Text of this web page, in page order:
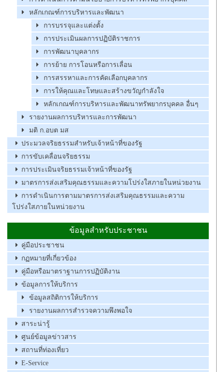
หลักเกณฑ์การบริหารและพัฒนา
การบรรจุและแต่งตั้ง
การประเมินผลการปฏิบัติราชการ
การพัฒนาบุคลากร
การย้าย การโอนหรือการเลื่อน
การสรรหาและการคัดเลือกบุคลากร
การให้คุณและโทษและสร้างขวัญกำลังใจ
หลักเกณฑ์การบริหารและพัฒนาทรัพยากรบุคคล อื่นๆ
รายงานผลการบริหารและการพัฒนา
มติ ก.อบต มส
ประมวลจริยธรรมสำหรับเจ้าหน้าที่ของรัฐ
การขับเคลื่อนจริยธรรม
การประเมินจริยธรรมเจ้าหน้าที่ของรัฐ
มาตรการส่งเสริมคุณธรรมและความโปร่งใสภายในหน่วยงาน
การดำเนินการตามมาตรการส่งเสริมคุณธรรมและความ
โปร่งใสภายในหน่วยงาน
ข้อมูลสำหรับประชาชน
คู่มือประชาชน
กฏหมายที่เกี่ยวข้อง
คู่มือหรือมาตราฐานการปฏิบัติงาน
ข้อมูลการให้บริการ
ข้อมูลสถิติการให้บริการ
รายงานผลการสำรวจความพึงพอใจ
สาระน่ารู้
ศูนย์ข้อมูลข่าวสาร
สถานที่ท่องเที่ยว
E-Service